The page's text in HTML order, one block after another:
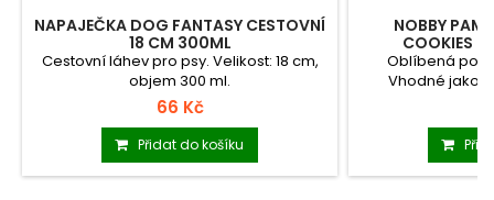
NAPAJEČKA DOG FANTASY CESTOVNÍ
18 CM 300ML
Cestovní láhev pro psy. Velikost: 18 cm,
objem 300 ml.
66 Kč
Přidat do košíku
NOBBY
COOKIES
Oblíbená
Vhodné jako